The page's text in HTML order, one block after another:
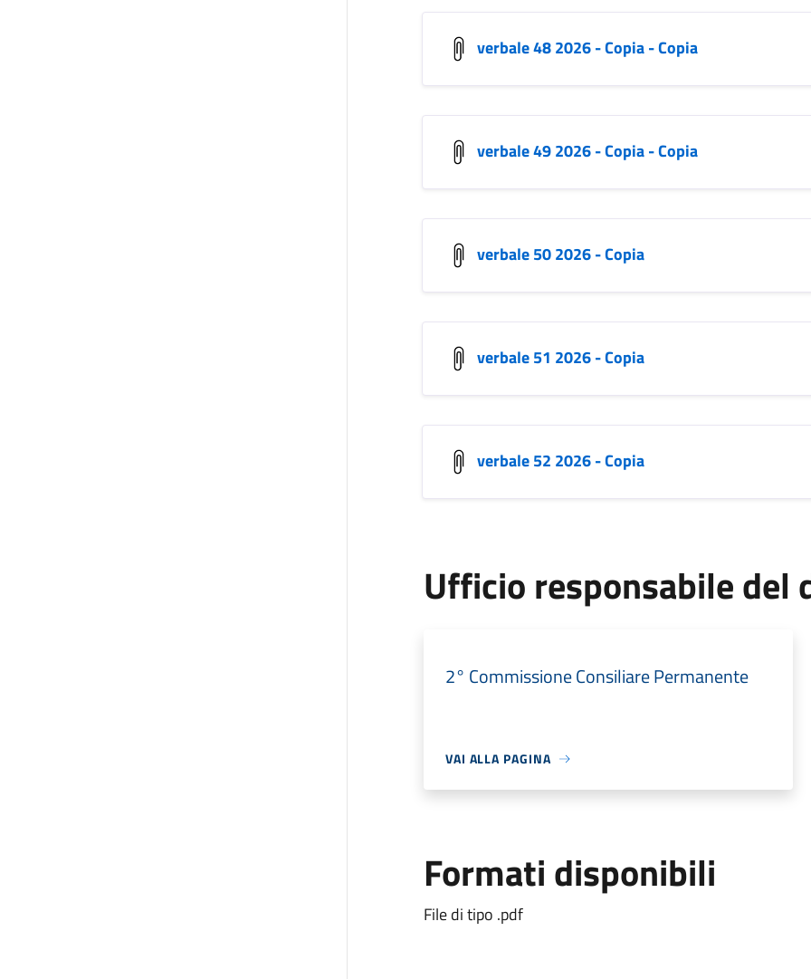
verbale 48 2026 - Copia - Copia
verbale 49 2026 - Copia - Copia
verbale 50 2026 - Copia
verbale 51 2026 - Copia
verbale 52 2026 - Copia
Ufficio responsabile del
2° Commissione Consiliare Permanente
VAI ALLA PAGINA
Formati disponibili
File di tipo .pdf